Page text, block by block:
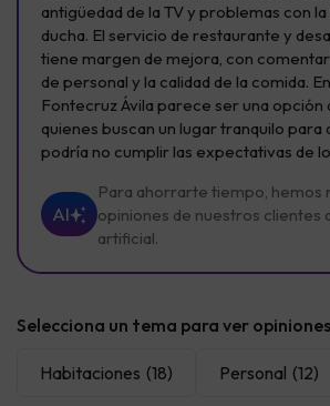
antigüedad de la TV y problemas con
ducha. El servicio de restaurante y
tiene margen de mejora, con
de personal y la calidad de la comida.
Fontecruz Ávila parece ser una
quienes buscan un lugar tranquilo para
podría no cumplir las expectativas de
AI
Para ahorrarte tiempo, hemos
opiniones de nuestros clientes
artificial.
Selecciona un tema para ver
Habitaciones (18) Personal (12)